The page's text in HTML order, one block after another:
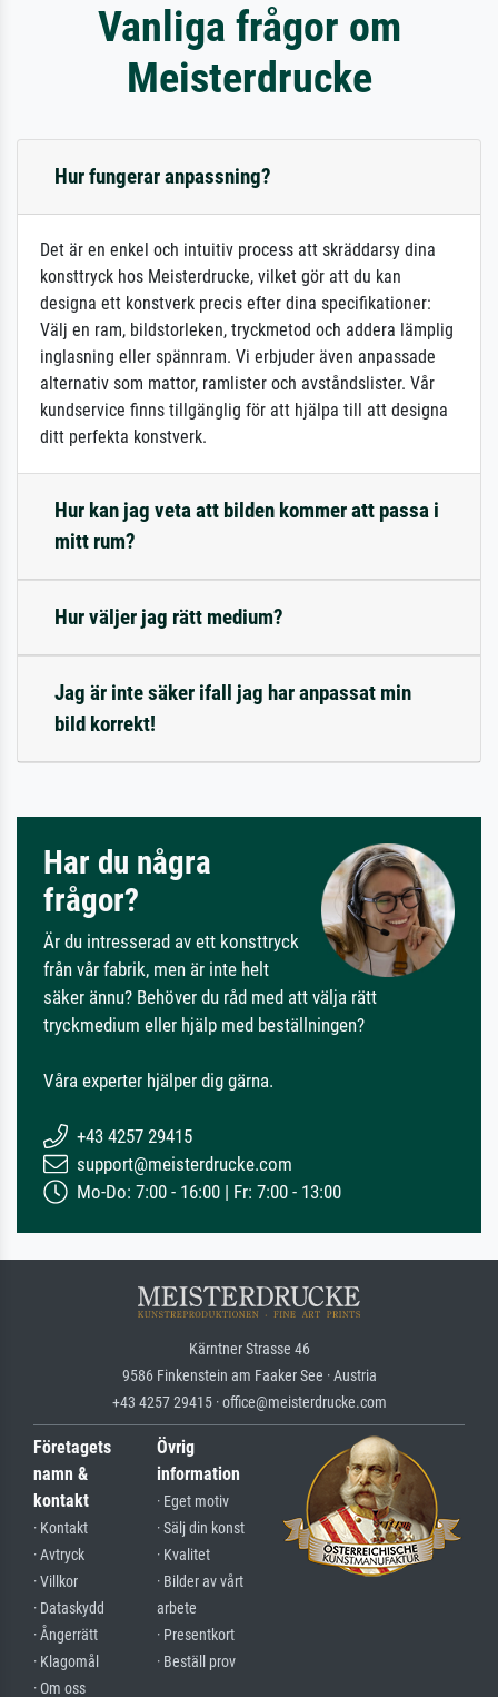
Vanliga frågor om
Meisterdrucke
Hur fungerar anpassning?
Det är en enkel och intuitiv process att skräddarsy dina
konsttryck hos Meisterdrucke, vilket gör att du kan
designa ett konstverk precis efter dina specifikationer:
Välj en ram, bildstorleken, tryckmetod och addera lämplig
inglasning eller spännram. Vi erbjuder även anpassade
alternativ som mattor, ramlister och avståndslister. Vår
kundservice finns tillgänglig för att hjälpa till att designa
ditt perfekta konstverk.
Hur kan jag veta att bilden kommer att passa i
mitt rum?
Hur väljer jag rätt medium?
Jag är inte säker ifall jag har anpassat min
bild korrekt!
Har du några
frågor?
Är du intresserad av ett konsttryck
från vår fabrik, men är inte helt
säker ännu? Behöver du råd med att välja rätt
tryckmedium eller hjälp med beställningen?
Våra experter hjälper dig gärna.
+43 4257 29415
support@meisterdrucke.com
Mo-Do: 7:00 - 16:00 | Fr: 7:00 - 13:00
Kärntner Strasse 46
9586 Finkenstein am Faaker See · Austria
+43 4257 29415 · office@meisterdrucke.com
Företagets
namn &
kontakt
· Kontakt
· Avtryck
· Villkor
· Dataskydd
· Ångerrätt
· Klagomål
· Om oss
Övrig
information
· Eget motiv
· Sälj din konst
· Kvalitet
· Bilder av vårt
arbete
· Presentkort
· Beställ prov